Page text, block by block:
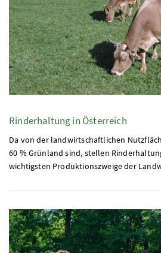
Rinderhaltung in Österreich
Da von der landwirtschaftlichen
60 % Grünland sind, stellen
wichtigsten Produktionszweige der